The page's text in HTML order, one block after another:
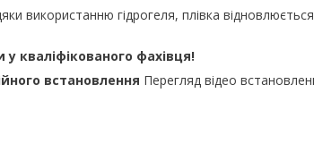
використанню гідрогеля, плівка
кваліфікованого фахівця!
встановлення Перегляд відео